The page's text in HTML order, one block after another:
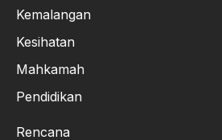
Kemalangan
Kesihatan
Mahkamah
Pendidikan
Rencana